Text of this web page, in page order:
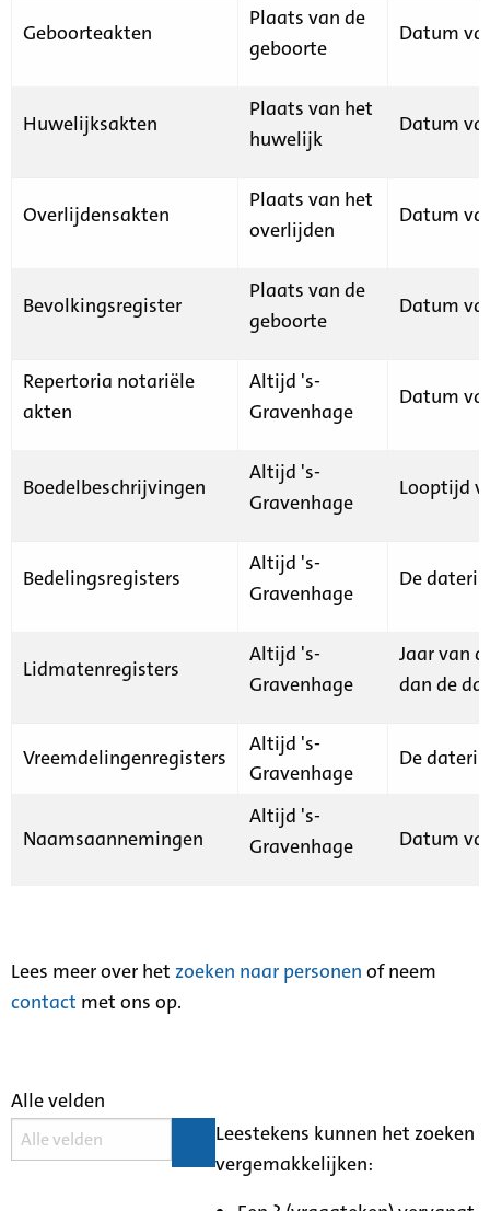
Geboorteakten
Plaats van de
geboorte
Datum
Huwelijksakten
Plaats van het
huwelijk
Datum
Overlijdensakten
Plaats van het
overlijden
Datum
Bevolkingsregister
Plaats van de
geboorte
Datum
Repertoria notariële
akten
Altijd 's-
Gravenhage
Datum
Boedelbeschrijvingen
Altijd 's-
Gravenhage
Looptijd
Bedelingsregisters
Altijd 's-
Gravenhage
De
Lidmatenregisters
Altijd 's-
Gravenhage
Jaar van
dan de
Vreemdelingenregisters
Altijd 's-
Gravenhage
De
Naamsaannemingen
Altijd 's-
Gravenhage
Datum
Lees meer over het zoeken naar personen of neem
contact met ons op.
Alle velden
Leestekens kunnen het zoeken
vergemakkelijken: